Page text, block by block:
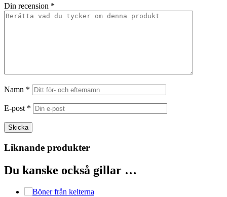
Din recension *
Namn *
E-post *
Liknande produkter
Du kanske också gillar …